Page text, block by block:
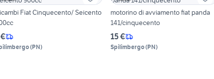
Fiat Cinquecento/ Seicento
(PN)
motorino di avviamento fiat panda
141/cinquecento
15 €
Spilimbergo(PN)